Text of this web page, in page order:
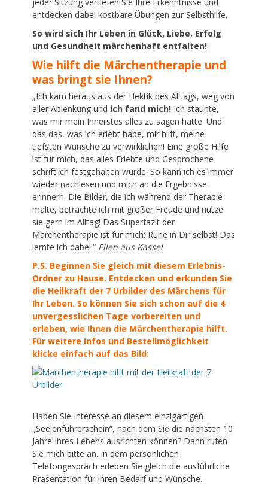
entdecken dabei kostbare Übungen zur Selbsthilfe.
So wird sich Ihr Leben in Glück, Liebe, Erfolg
und Gesundheit märchenhaft entfalten!
Wie hilft die Märchentherapie und
was bringt sie Ihnen?
„Ich kam heraus aus der Hektik des Alltags, weg von
aller Ablenkung und ich fand mich! Ich staunte,
was mir mein Innerstes alles zu sagen hatte. Und
das das, was ich erlebt habe, mir hilft, meine
tiefsten Wünsche zu verwirklichen! Eine große Hilfe
ist für mich, das alles Erlebte und Gesprochene
schriftlich festgehalten wurde. So kann ich es immer
wieder nachlesen und mich an die Ergebnisse
erinnern. Die Bilder, die ich während der Therapie
malte, betrachte ich mit großer Freude und nutze
sie gern im Alltag! Das Superfazit der
Märchentherapie ist für mich: Ruhe in Dir selbst! Das
lernte ich dabei!“ Ellen aus Kassel
P.S. Beginnen Sie gleich mit diesem Erlebnis-
Ordner zu Hause. Entdecken und erkunden Sie
die Heilkraft der 7 Urbilder des Märchens für
Ihr Leben. So können Sie sich schon auf die 4
unvergesslichen Tage vorbereiten und
erleben, wie Ihnen die Märchentherapie hilft.
Für weitere Infos und Bestellmöglichkeit
klicke einfach auf das Bild:
Haben Sie Interesse an diesem einzigartigen
„Seelenführerschein“, nach dem Sie die nächsten 10
Jahre Ihres Lebens ausrichten können? Dann rufen
Sie mich bitte an. In dem persönlichen
Telefongespräch erleben Sie gleich die ausführliche
Präsentation für Ihren Bedarf und Wünsche.